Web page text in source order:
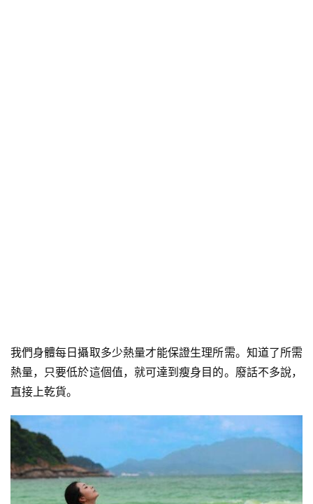
我們身體每日攝取多少熱量才能保證生理所需。知道了所需
熱量，只要低於這個值，就可達到瘦身目的。廢話不多說，
直接上乾貨。